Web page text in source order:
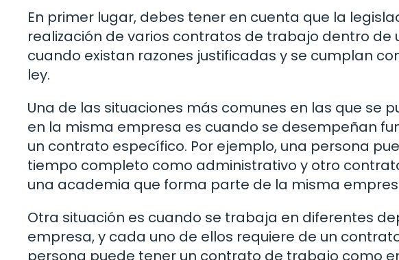
En primer lugar, debes tener en cuenta que la
realización de varios contratos de trabajo dentro de
cuando existan razones justificadas y se cumplan
ley.
Una de las situaciones más comunes en las que se
en la misma empresa es cuando se desempeñan
un contrato específico. Por ejemplo, una persona
tiempo completo como administrativo y otro
una academia que forma parte de la misma
Otra situación es cuando se trabaja en diferentes
empresa, y cada uno de ellos requiere de un
persona puede tener un contrato de trabajo como